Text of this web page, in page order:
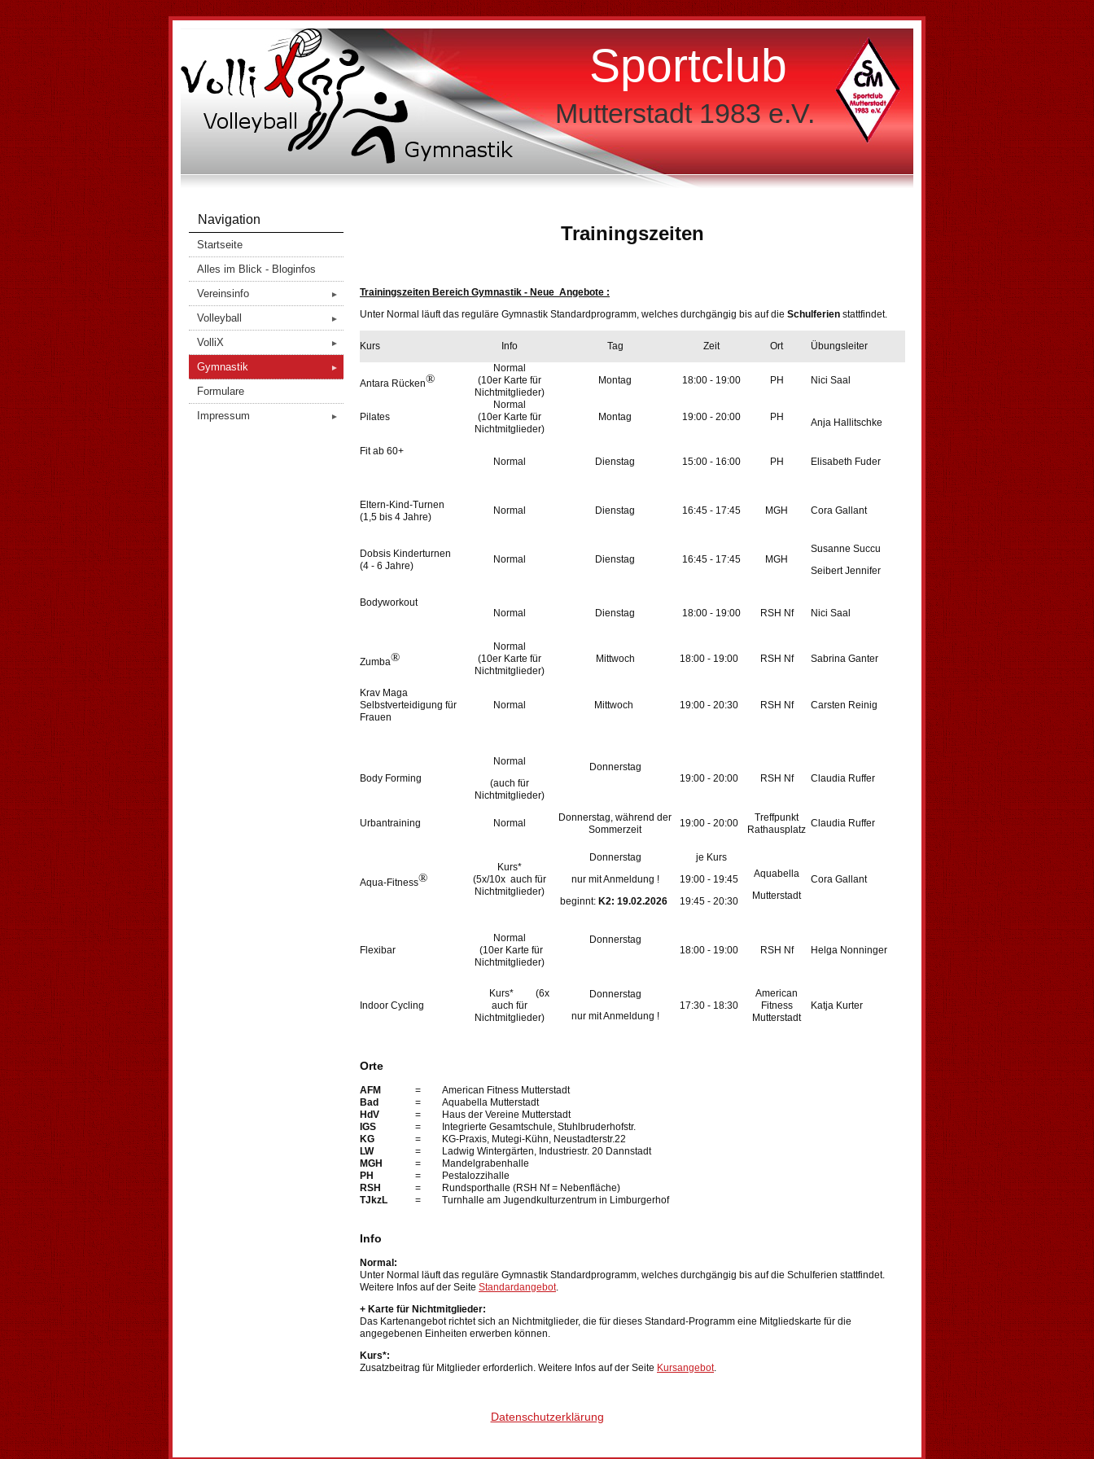
Sportclub
Mutterstadt 1983 e.V.
Navigation
Startseite
Alles im Blick - Bloginfos
Vereinsinfo
►
Volleyball ►
VolliX ►
Gymnastik ►
Formulare
Impressum
►
Trainingszeiten
Trainingszeiten Bereich Gymnastik - Neue Angebote :
Unter Normal läuft das reguläre Gymnastik Standardprogramm, welches durchgängig bis auf die Schulferien stattfindet.
Kurs Info Tag Zeit Ort Übungsleiter
Antara Rücken®
Normal
(10er Karte für
Nichtmitglieder)
Montag 18:00 - 19:00 PH Nici Saal
Pilates
Normal
(10er Karte für
Nichtmitglieder)
Montag 19:00 - 20:00 PH Anja Hallitschke
Fit ab 60+
Normal
Dienstag 15:00 - 16:00 PH Elisabeth Fuder
Eltern-Kind-Turnen
(1,5 bis 4 Jahre)
Normal Dienstag 16:45 - 17:45 MGH Cora Gallant
Dobsis Kinderturnen
(4 - 6 Jahre)
Normal Dienstag 16:45 - 17:45 MGH
Susanne Succu
Seibert Jennifer
Bodyworkout
Normal
Dienstag 18:00 - 19:00 RSH Nf Nici Saal
Zumba®
Normal
(10er Karte für
Nichtmitglieder)
Mittwoch 18:00 - 19:00 RSH Nf Sabrina Ganter
Krav Maga
Selbstverteidigung für
Frauen
Normal Mittwoch 19:00 - 20:30 RSH Nf Carsten Reinig
Body Forming
Normal
(auch für
Nichtmitglieder)
Donnerstag
19:00 - 20:00
RSH Nf Claudia Ruffer
Urbantraining Normal
Donnerstag, während der
Sommerzeit
19:00 - 20:00
Treffpunkt
Rathausplatz
Claudia Ruffer
Aqua-Fitness®
Kurs*
(5x/10x auch für
Nichtmitglieder)
Donnerstag
nur mit Anmeldung !
beginnt: K2: 19.02.2026
je Kurs
19:00 - 19:45
19:45 - 20:30
Aquabella
Mutterstadt
Cora Gallant
Flexibar
Normal
(10er Karte für
Nichtmitglieder)
Donnerstag
18:00 - 19:00
RSH Nf Helga Nonninger
Indoor Cycling
Kurs* (6x
auch für
Nichtmitglieder)
Donnerstag
nur mit Anmeldung !
17:30 - 18:30
American
Fitness
Mutterstadt
Katja Kurter
Orte
AFM = American Fitness Mutterstadt
Bad
=
Aquabella Mutterstadt
HdV
=
Haus der Vereine Mutterstadt
IGS
=
Integrierte Gesamtschule, Stuhlbruderhofstr.
KG
=
KG-Praxis, Mutegi-Kühn, Neustadterstr.22
LW
=
Ladwig Wintergärten, Industriestr. 20 Dannstadt
MGH
=
Mandelgrabenhalle
PH
=
Pestalozzihalle
RSH
=
Rundsporthalle (RSH Nf = Nebenfläche)
TJkzL
= Turnhalle am Jugendkulturzentrum in Limburgerhof
Info
Normal:
Unter Normal läuft das reguläre Gymnastik Standardprogramm, welches durchgängig bis auf die Schulferien stattfindet.
Weitere Infos auf der Seite Standardangebot.
+ Karte für Nichtmitglieder:
Das Kartenangebot richtet sich an Nichtmitglieder, die für dieses Standard-Programm eine Mitgliedskarte für die
angegebenen Einheiten erwerben können.
Kurs*:
Zusatzbeitrag für Mitglieder erforderlich. Weitere Infos auf der Seite Kursangebot.
Datenschutzerklärung